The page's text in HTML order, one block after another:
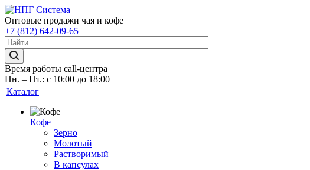
Оптовые продажи чая и кофе
+7 (812) 642-09-65
Время работы call-центра
Пн. – Пт.: с 10:00 до 18:00
Каталог
Кофе
Зерно
Молотый
Растворимый
В капсулах